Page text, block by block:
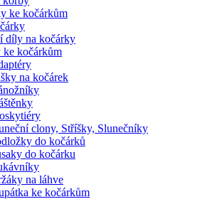
ke kočárkům
díly na kočárky
kočárkům
na kočárek
clony, Stříšky, Slunečníky
do kočárků
do kočárku
na láhve
ke kočárkům